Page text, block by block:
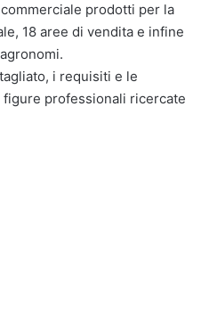
prodotti per la
18 aree di vendita e infine
i requisiti e le
professionali ricercate